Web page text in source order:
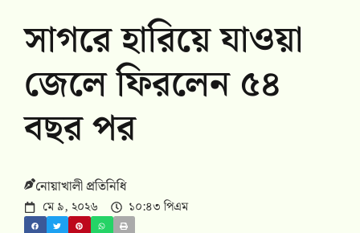
সাগরে হারিয়ে যাওয়া
জেলে ফিরলেন ৫৪
বছর পর
নোয়াখালী প্রতিনিধি
মে ৯, ২০২৬ ১০:৪৩ পিএম